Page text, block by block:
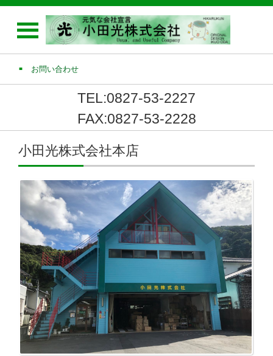
お問い合わせ
TEL:0827-53-2227
FAX:0827-53-2228
小田光株式会社本店